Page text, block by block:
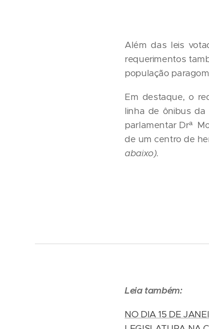
Além das leis
requerimentos
população
Em destaque, o
linha de ônibus da
parlamentar Drª
de um centro de
abaixo).
Leia também:
NO DIA 15 DE